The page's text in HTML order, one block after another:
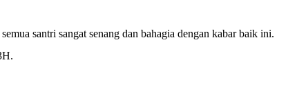
santri sangat senang dan bahagia dengan kabar baik ini.